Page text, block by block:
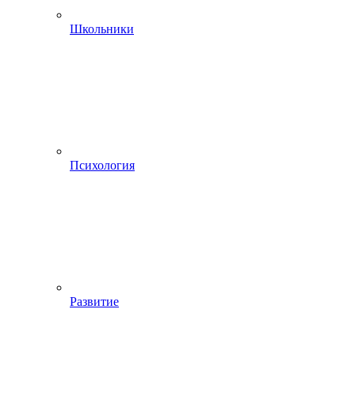
Школьники
Психология
Развитие